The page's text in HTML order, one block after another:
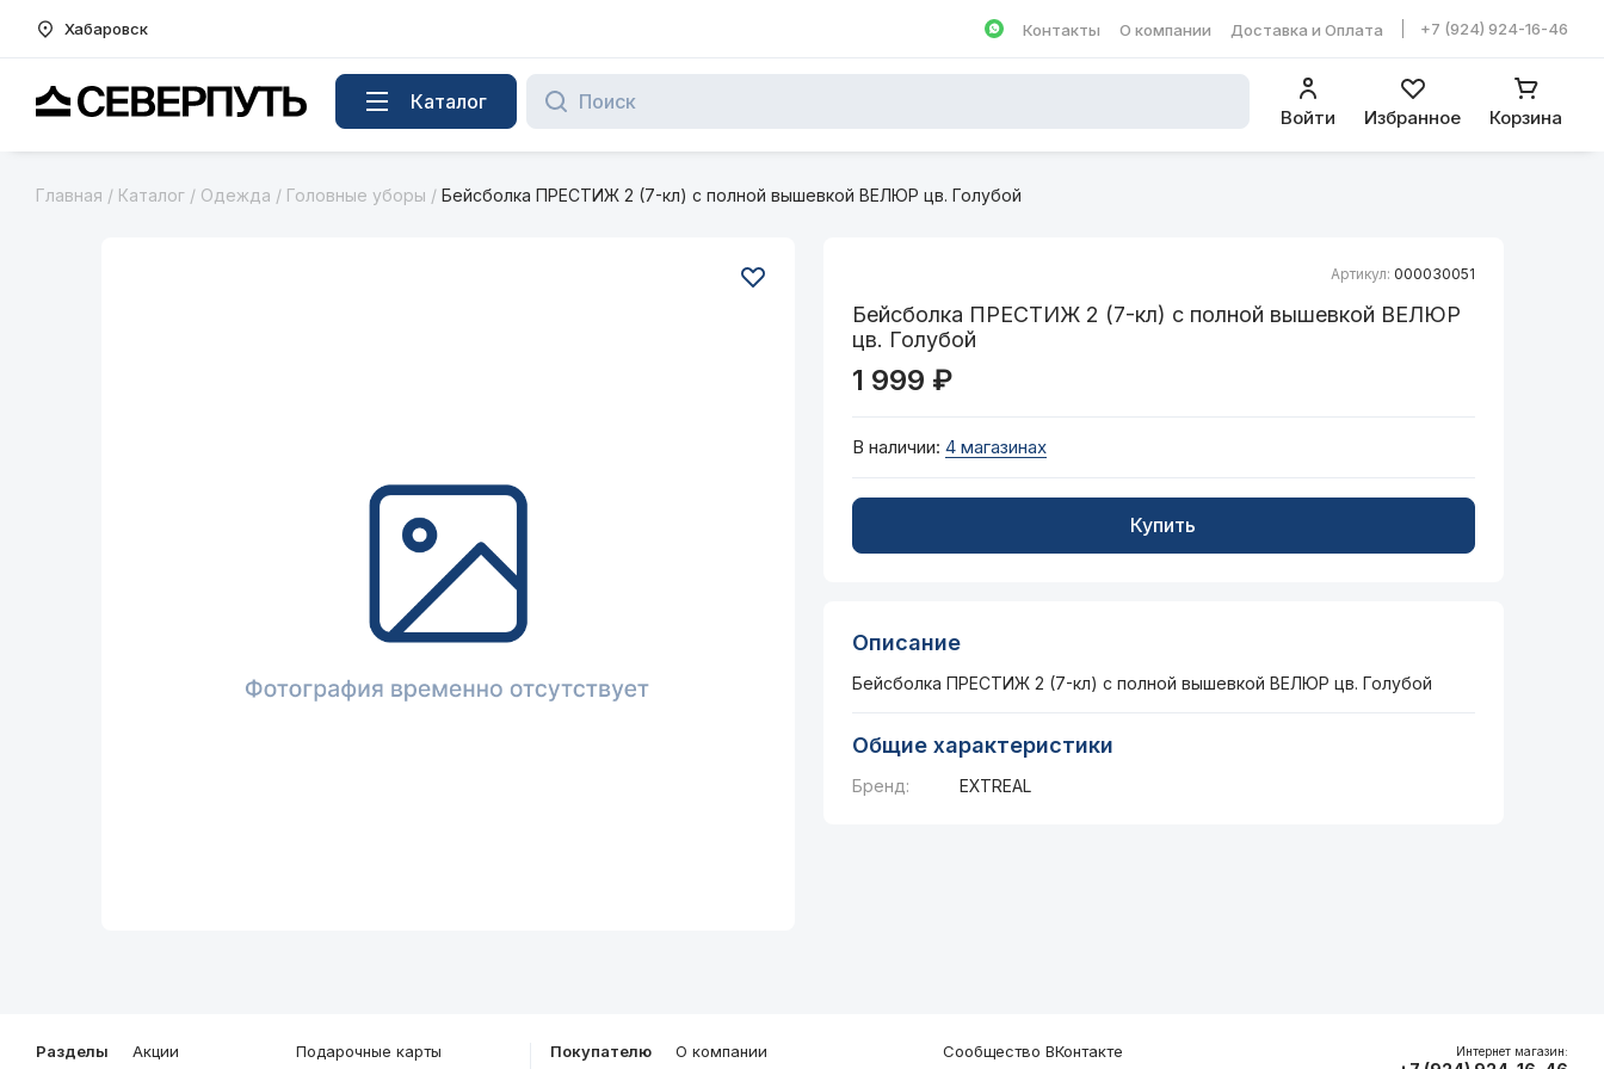
Хабаровск
Написать в WhatsApp
Контакты О компании Доставка и Оплата +7 (924) 924-16-46
Вернуться на главную страницу Каталог
Войти Избранное Корзина
Главная / Каталог / Одежда / Головные уборы / Бейсболка ПРЕСТИЖ 2 (7-кл) с полной вышевкой ВЕЛЮР цв. Голубой
Артикул: 000030051
Бейсболка ПРЕСТИЖ 2 (7-кл) с полной вышевкой ВЕЛЮР
цв. Голубой
1 999 ₽
В наличии: 4 магазинах
Купить
Описание
Бейсболка ПРЕСТИЖ 2 (7-кл) с полной вышевкой ВЕЛЮР цв. Голубой
Общие характеристики
Бренд: EXTREAL
Разделы Акции Подарочные карты Покупателю О компании Сообщество ВКонтакте Интернет магазин: